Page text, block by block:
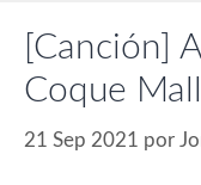
[Canción]
Coque
21 Sep 2021 por